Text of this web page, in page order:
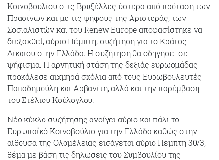
Κοινοβουλίου στις Βρυξέλλες ύστερα από πρόταση των
Πρασίνων και με τις ψήφους της Αριστεράς, των
Σοσιαλιστών και του Renew Europe αποφασίστηκε να
διεξαχθεί, αύριο Πέμπτη, συζήτηση για το Κράτος
Δίκαιου στην Ελλάδα. Η συζήτηση θα οδηγήσει σε
ψήφισμα. H αρνητική στάση της δεξιάς ευρωομάδας
προκάλεσε αιχμηρά σχόλια από τους Ευρωβουλευτές
Παπαδημούλη και Αρβανίτη, αλλά και την παρέμβαση
του Στέλιου Κούλογλου.
Νέο κύκλο συζήτησης ανοίγει αύριο και πάλι το
Ευρωπαϊκό Κοινοβούλιο για την Ελλάδα καθώς στην
αίθουσα της Ολομέλειας εισάγεται αύριο Πέμπτη 30/3,
θέμα με βάση τις δηλώσεις του Συμβουλίου της